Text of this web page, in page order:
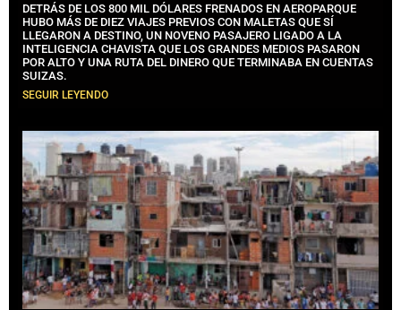
DETRÁS DE LOS 800 MIL DÓLARES FRENADOS EN AEROPARQUE
HUBO MÁS DE DIEZ VIAJES PREVIOS CON MALETAS QUE SÍ
LLEGARON A DESTINO, UN NOVENO PASAJERO LIGADO A LA
INTELIGENCIA CHAVISTA QUE LOS GRANDES MEDIOS PASARON
POR ALTO Y UNA RUTA DEL DINERO QUE TERMINABA EN CUENTAS
SUIZAS.
SEGUIR LEYENDO